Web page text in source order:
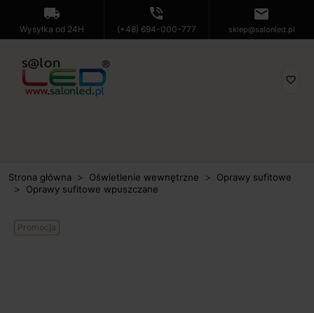
local_shipping
Wysyłka od 24H
phone_in_talk
(+48) 694-000-777
mail
sklep@salonled.pl
favorite_border
Strona główna Oświetlenie wewnętrzne
Oprawy sufitowe
Oprawy sufitowe wpuszczane
Promocja